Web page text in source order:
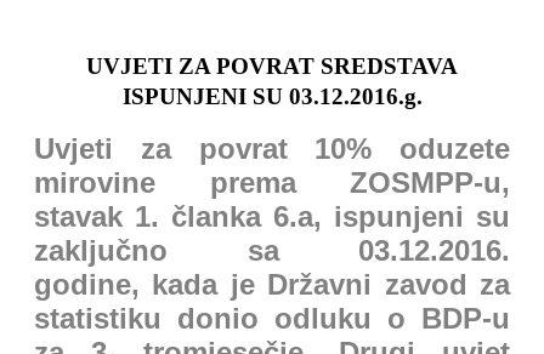
UVJETI ZA POVRAT SREDSTAVA
ISPUNJENI SU 03.12.2016.g.
Uvjeti za povrat 10% oduzete
mirovine prema ZOSMPP-u,
stavak 1. članka 6.a, ispunjeni su
zaključno sa 03.12.2016.
godine, kada je Državni zavod za
statistiku donio odluku o BDP-u